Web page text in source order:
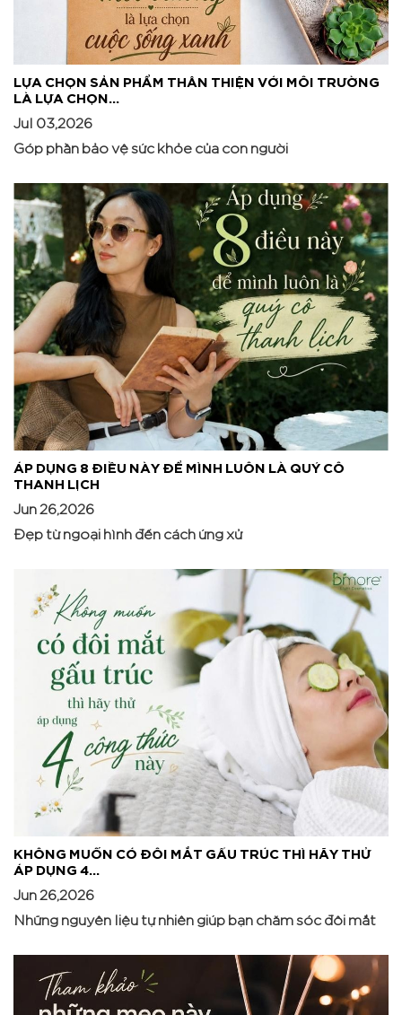
LỰA CHỌN SẢN PHẨM THÂN THIỆN VỚI MÔI TRƯỜNG
LÀ LỰA CHỌN...
Jul 03,2026
Góp phần bảo vệ sức khỏe của con người
ÁP DỤNG 8 ĐIỀU NÀY ĐỂ MÌNH LUÔN LÀ QUÝ CÔ
THANH LỊCH
Jun 26,2026
Đẹp từ ngoại hình đến cách ứng xử
KHÔNG MUỐN CÓ ĐÔI MẮT GẤU TRÚC THÌ HÃY THỬ
ÁP DỤNG 4...
Jun 26,2026
Những nguyên liệu tự nhiên giúp bạn chăm sóc đôi mắt